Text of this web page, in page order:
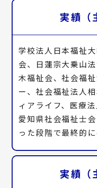
実績（
学校法人日本福祉
会、日蓮宗大乗山
木福祉会、社会福
ー、社会福祉法人
ィアライフ、医療
愛知県社会福祉士
った段階で最終的に
実績（